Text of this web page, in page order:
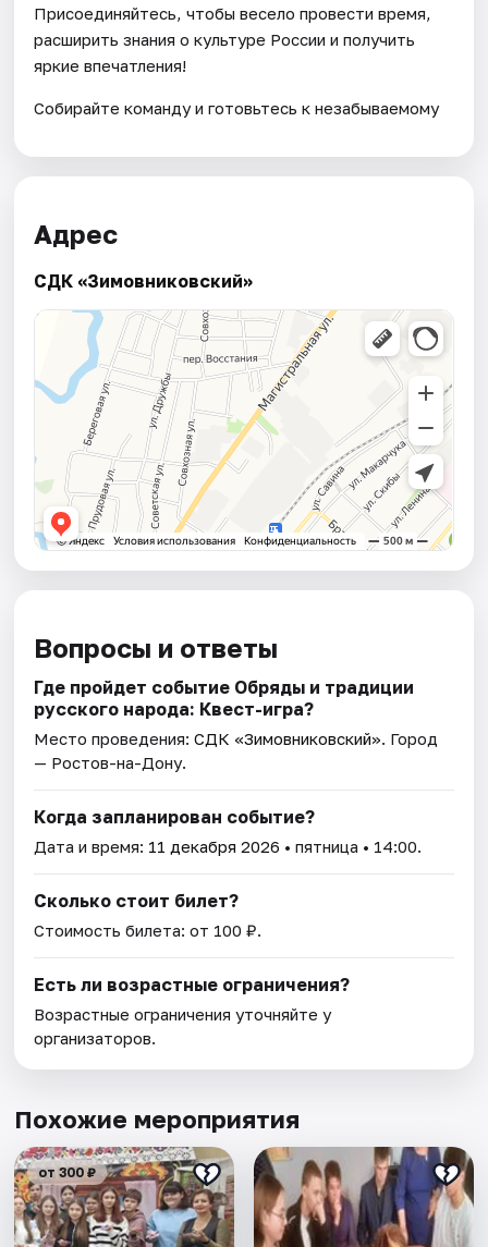
Присоединяйтесь, чтобы весело провести время,
расширить знания о культуре России и получить
яркие впечатления!
Собирайте команду и готовьтесь к незабываемому
Адрес
СДК «Зимовниковский»
Вопросы и ответы
Где пройдет событие Обряды и традиции
русского народа: Квест-игра?
Место проведения:СДК «Зимовниковский». Город
— Ростов-на-Дону.
Когда запланирован событие?
Дата и время: 11 декабря 2026 • пятница • 14:00.
Сколько стоит билет?
Стоимость билета: от 100 ₽.
Есть ли возрастные ограничения?
Возрастные ограничения уточняйте у
организаторов.
Похожие мероприятия
от 300 ₽